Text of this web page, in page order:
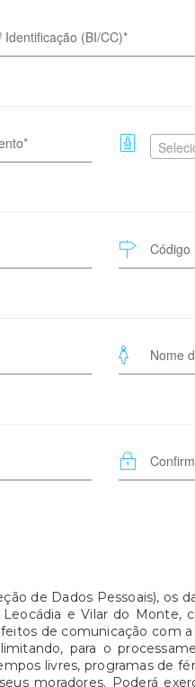
de Dados Pessoais), os
e Vilar do
de comunicação com
para o
livres, programas de
moradores. Poderá